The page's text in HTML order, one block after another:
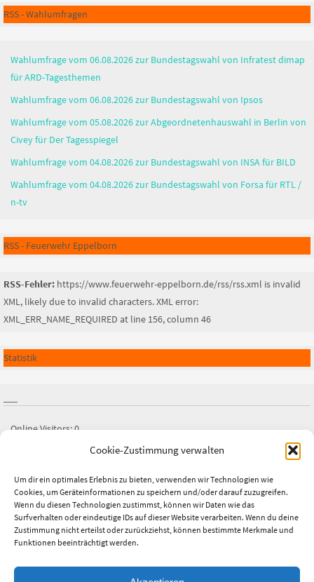
Cookie-Zustimmung verwalten
Um dir ein optimales Erlebnis zu bieten, verwenden wir Technologien wie
Cookies, um Geräteinformationen zu speichern und/oder darauf zuzugreifen.
Wenn du diesen Technologien zustimmst, können wir Daten wie das
Surfverhalten oder eindeutige IDs auf dieser Website verarbeiten. Wenn du deine
Zustimmung nicht erteilst oder zurückziehst, können bestimmte Merkmale und
Funktionen beeinträchtigt werden.
RSS - Wahlumfragen
Wahlumfrage vom 06.08.2026 zur Bundestagswahl von Infratest dimap
für ARD-Tagesthemen
Wahlumfrage vom 06.08.2026 zur Bundestagswahl von Ipsos
Wahlumfrage vom 05.08.2026 zur Abgeordnetenhauswahl in Berlin von
Civey für Der Tagesspiegel
Wahlumfrage vom 04.08.2026 zur Bundestagswahl von INSA für BILD
Wahlumfrage vom 04.08.2026 zur Bundestagswahl von Forsa für RTL /
n-tv
RSS - Feuerwehr Eppelborn
RSS-Fehler: https://www.feuerwehr-eppelborn.de/rss/rss.xml is invalid
XML, likely due to invalid characters. XML error:
XML_ERR_NAME_REQUIRED at line 156, column 46
Statistik
Online Visitors:0
Besucher gestern:
Besucher gesamt:2.675
Letztes Beitrags-Datum:25.07.2026